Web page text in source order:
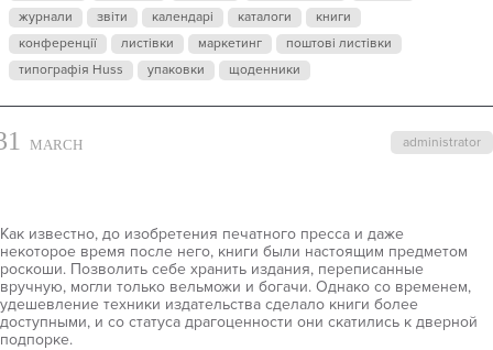
журнали
звіти календарі каталоги
книги
конференції
листівки маркетинг
поштові листівки
типографія Huss
упаковки щоденники
administrator
MARCH
Как известно, до изобретения печатного пресса и даже
некоторое время после него, книги были настоящим предметом
роскоши. Позволить себе хранить издания, переписанные
вручную, могли только вельможи и богачи. Однако со временем,
удешевление техники издательства сделало книги более
доступными, и со статуса драгоценности они скатились к дверной
подпорке.